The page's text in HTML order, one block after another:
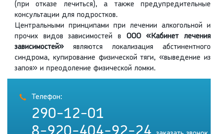
(при отказе лечиться), а также предупредительные
консультации для подростков.
Центральными принципами при лечении алкогольной и
прочих видов зависимостей в ООО «Кабинет лечения
зависимостей» являются локализация абстинентного
синдрома, купирование физической тяги, «выведение из
запоя» и преодоление физической ломки.
Телефон:
290-12-01